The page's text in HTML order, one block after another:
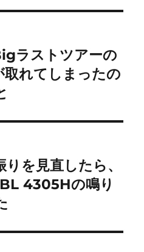
ラストツアーの
取れてしまったの
を見直したら、
4305Hの鳴り